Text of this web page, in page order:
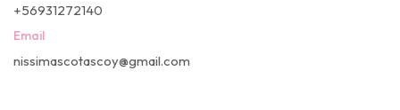
+56931272140
Email
nissimascotascoy@gmail.com